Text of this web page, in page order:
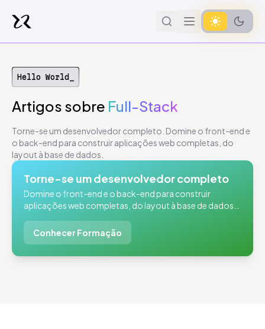
Hello World_
Artigos sobre Full-Stack
Torne-se um desenvolvedor completo. Domine o front-end e
o back-end para construir aplicações web completas, do
layout à base de dados.
Torne-se um desenvolvedor completo
Domine o front-end e o back-end para construir
aplicações web completas, do layout à base de dados.
Conhecer Formação